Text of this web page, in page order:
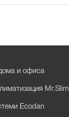
и офиса
Mr.Slim
Ecodan